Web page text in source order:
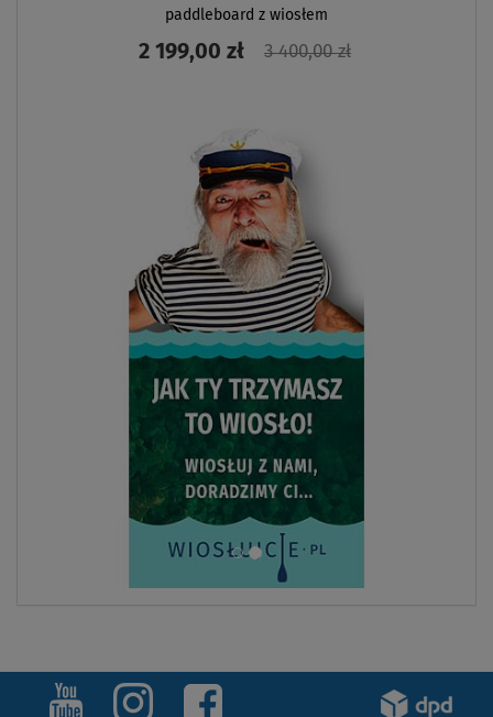
paddleboard z wiosłem
2 199,00 zł 3 400,00 zł